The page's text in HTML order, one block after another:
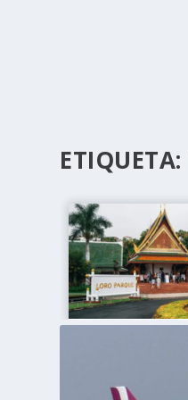
ETIQUETA: